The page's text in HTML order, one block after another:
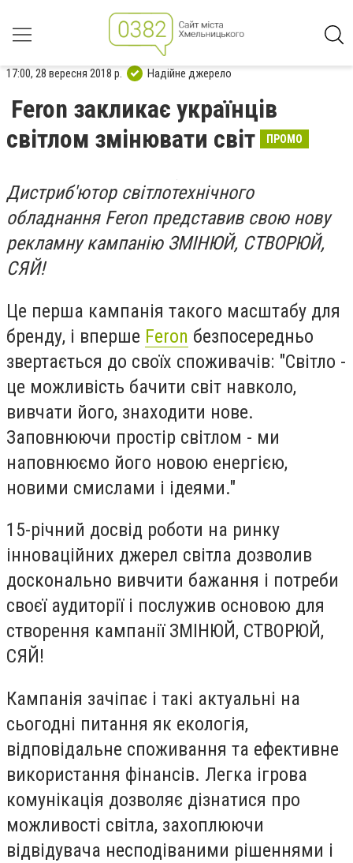
17:00, 28 вересня 2018 р. Надійне джерело
Feron закликає українців
світлом змінювати світ
ПРОМО
Дистриб'ютор світлотехнічного
обладнання Feron представив свою нову
рекламну кампанію ЗМІНЮЙ, СТВОРЮЙ,
СЯЙ!
Це перша кампанія такого масштабу для
бренду, і вперше Feron безпосередньо
звертається до своїх споживачів: "Світло -
це можливість бачити світ навколо,
вивчати його, знаходити нове.
Заповнюючи простір світлом - ми
наповнюємо його новою енергією,
новими смислами і ідеями."
15-річний досвід роботи на ринку
інноваційних джерел світла дозволив
досконально вивчити бажання і потреби
своєї аудиторії і послужив основою для
створення кампанії ЗМІНЮЙ, СТВОРЮЙ,
СЯЙ!
Кампанія зачіпає і такі актуальні на
сьогодні питання як екологія,
відповідальне споживання та ефективне
використання фінансів. Легка ігрова
комунікація дозволяє дізнатися про
можливості світла, захоплюючи
відвідувача несподіваними рішеннями і